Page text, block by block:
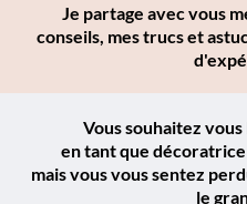
Je partage avec vous
conseils, mes trucs et
Vous souhaitez
en tant que
mais vous vous sentez
le